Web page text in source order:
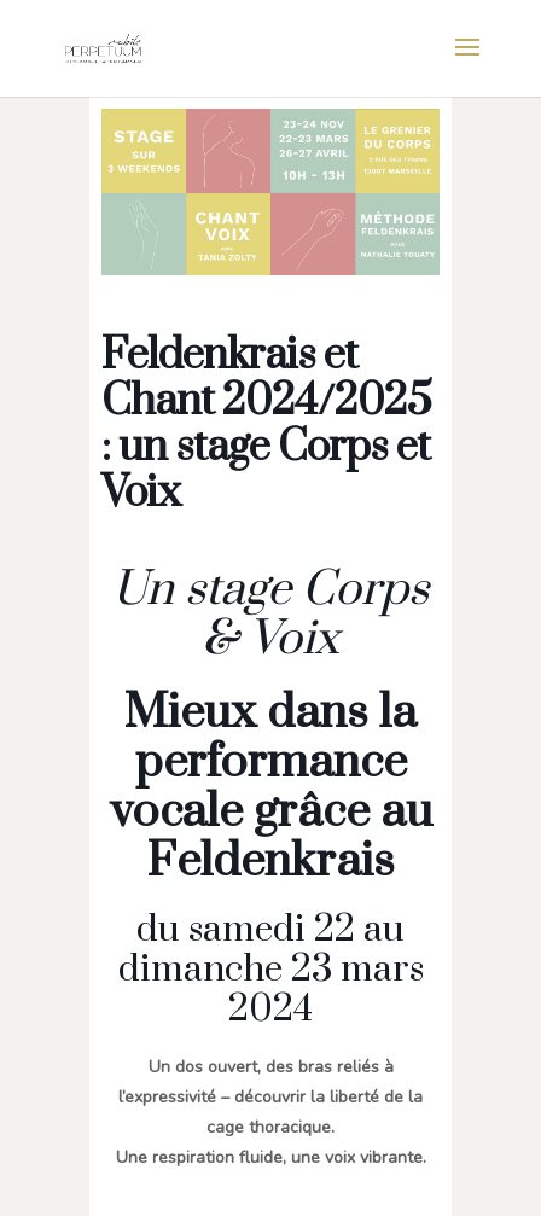
Feldenkrais et
Chant 2024/2025
: un stage Corps et
Voix
Un stage Corps
& Voix
Mieux dans la
performance
vocale grâce au
Feldenkrais
du samedi 22 au
dimanche 23 mars
2024
Un dos ouvert, des bras reliés à
l’expressivité – découvrir la liberté de la
cage thoracique.
Une respiration fluide, une voix vibrante.